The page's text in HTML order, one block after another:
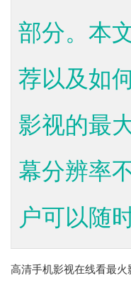
部分。本
荐以及如
影视的最
幕分辨率
户可以随
高清手机影视在线看最火